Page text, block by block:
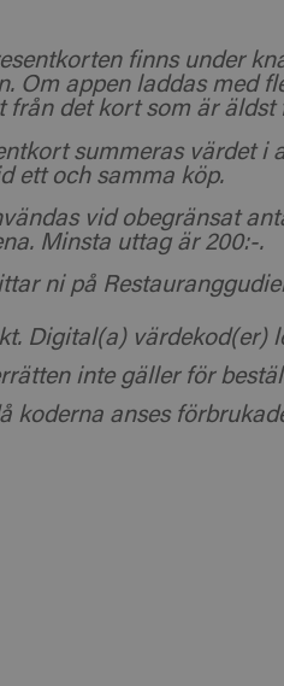
finns under
Om appen laddas med
det kort som är äldst
summeras värdet i
ett och samma köp.
vid obegränsat
Minsta uttag är 200:-.
ni på
Digital(a) värdekod(er)
inte gäller för
koderna anses